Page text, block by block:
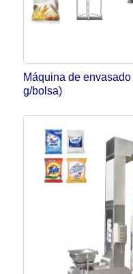
Máquina de
g/bolsa)